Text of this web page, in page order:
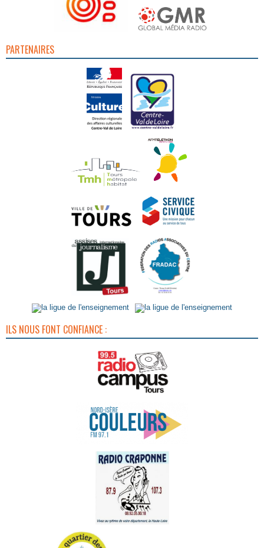
PARTENAIRES
ILS NOUS FONT CONFIANCE :